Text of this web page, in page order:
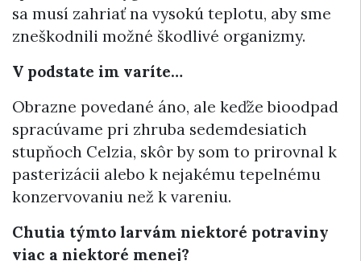
sa musí zahriať na vysokú teplotu, aby sme
zneškodnili možné škodlivé organizmy.
V podstate im varíte…
Obrazne povedané áno, ale keďže bioodpad
spracúvame pri zhruba sedemdesiatich
stupňoch Celzia, skôr by som to prirovnal k
pasterizácii alebo k nejakému tepelnému
konzervovaniu než k vareniu.
Chutia týmto larvám niektoré potraviny
viac a niektoré menej?